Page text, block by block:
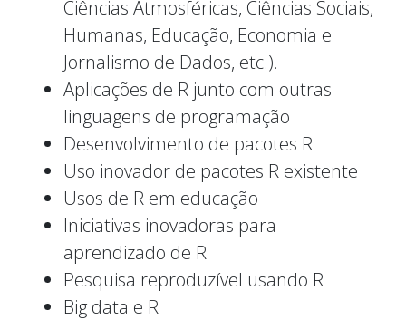
Ciências Atmosféricas, Ciências Sociais,
Humanas, Educação, Economia e
Jornalismo de Dados, etc.).
Aplicações de R junto com outras
linguagens de programação
Desenvolvimento de pacotes R
Uso inovador de pacotes R existente
Usos de R em educação
Iniciativas inovadoras para
aprendizado de R
Pesquisa reproduzível usando R
Big data e R